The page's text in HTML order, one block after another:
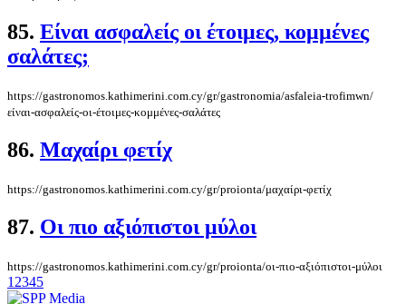
85. Είναι ασφαλείς οι έτοιμες, κομμένες
σαλάτες;
https://gastronomos.kathimerini.com.cy/gr/gastronomia/asfaleia-trofimwn/
είναι-ασφαλείς-οι-έτοιμες-κομμένες-σαλάτες
86. Μαχαίρι φετίχ
https://gastronomos.kathimerini.com.cy/gr/proionta/μαχαίρι-φετίχ
87. Οι πιο αξιόπιστοι μύλοι
https://gastronomos.kathimerini.com.cy/gr/proionta/οι-πιο-αξιόπιστοι-μύλοι
1 2345